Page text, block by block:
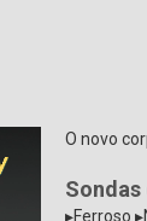
O novo
▸Ferroso